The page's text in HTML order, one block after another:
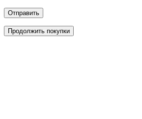
Отправить
Продолжить покупки